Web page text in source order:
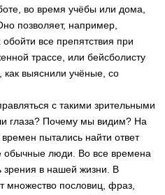
во время учёбы или дома,
позволяет, например,
все препятствия при
трассе, или бейсболисту
как выяснили учёные, со
с такими зрительными
глаза? Почему мы видим? На
пытались найти ответ
обычные люди. Во все времена
в нашей жизни. В
множество пословиц, фраз,